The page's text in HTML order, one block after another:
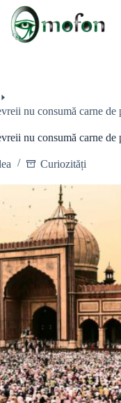
nu consumă carne de
nu consumă carne de
Curiozități